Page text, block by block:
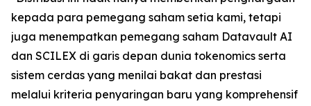
kepada para pemegang saham setia kami, tetapi
juga menempatkan pemegang saham Datavault AI
dan SCILEX di garis depan dunia tokenomics serta
sistem cerdas yang menilai bakat dan prestasi
melalui kriteria penyaringan baru yang komprehensif